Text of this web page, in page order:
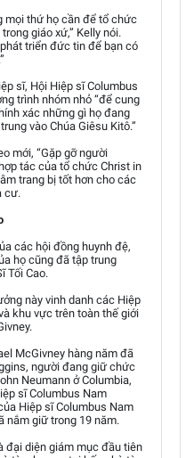
mọi thứ họ cần để tổ chức
giáo xứ,” Kelly nói.
triển đức tin để bạn có
sĩ, Hội Hiệp sĩ Columbus
trình nhóm nhỏ “để cung
xác những gì họ đang
vào Chúa Giêsu Kitô.”
mới, “Gặp gỡ người
tác của tổ chức Christ in
trang bị tốt hơn cho các
cư.
các hội đồng huynh đệ,
họ cũng đã tập trung
Tối Cao.
này vinh danh các Hiệp
khu vực trên toàn thế giới
McGivney hàng năm đã
người đang giữ chức
Neumann ở Columbia,
sĩ Columbus Nam
Hiệp sĩ Columbus Nam
nắm giữ trong 19 năm.
đại diện giám mục đầu tiên